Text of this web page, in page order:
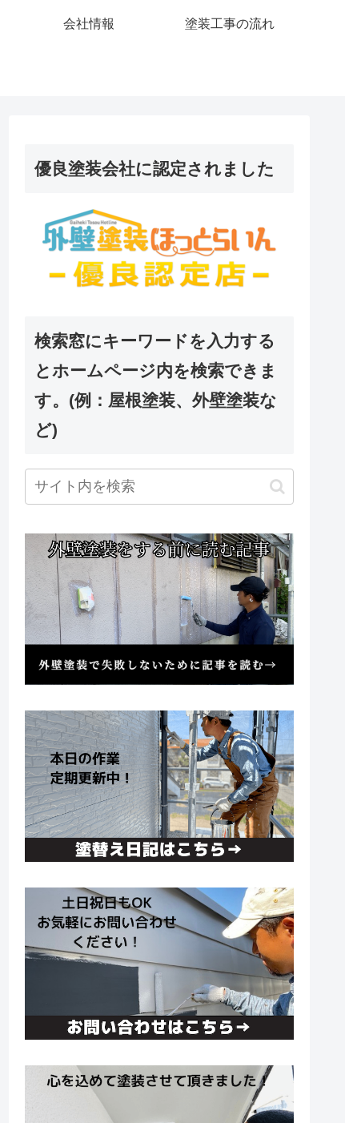
会社情報 塗装工事の流れ
優良塗装会社に認定されました
検索窓にキーワードを入力する
とホームページ内を検索できま
す。(例：屋根塗装、外壁塗装な
ど)